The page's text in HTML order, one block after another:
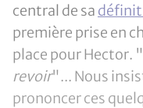
central de sa
première prise en
place pour Hector. "
revoir"... Nous
prononcer ces